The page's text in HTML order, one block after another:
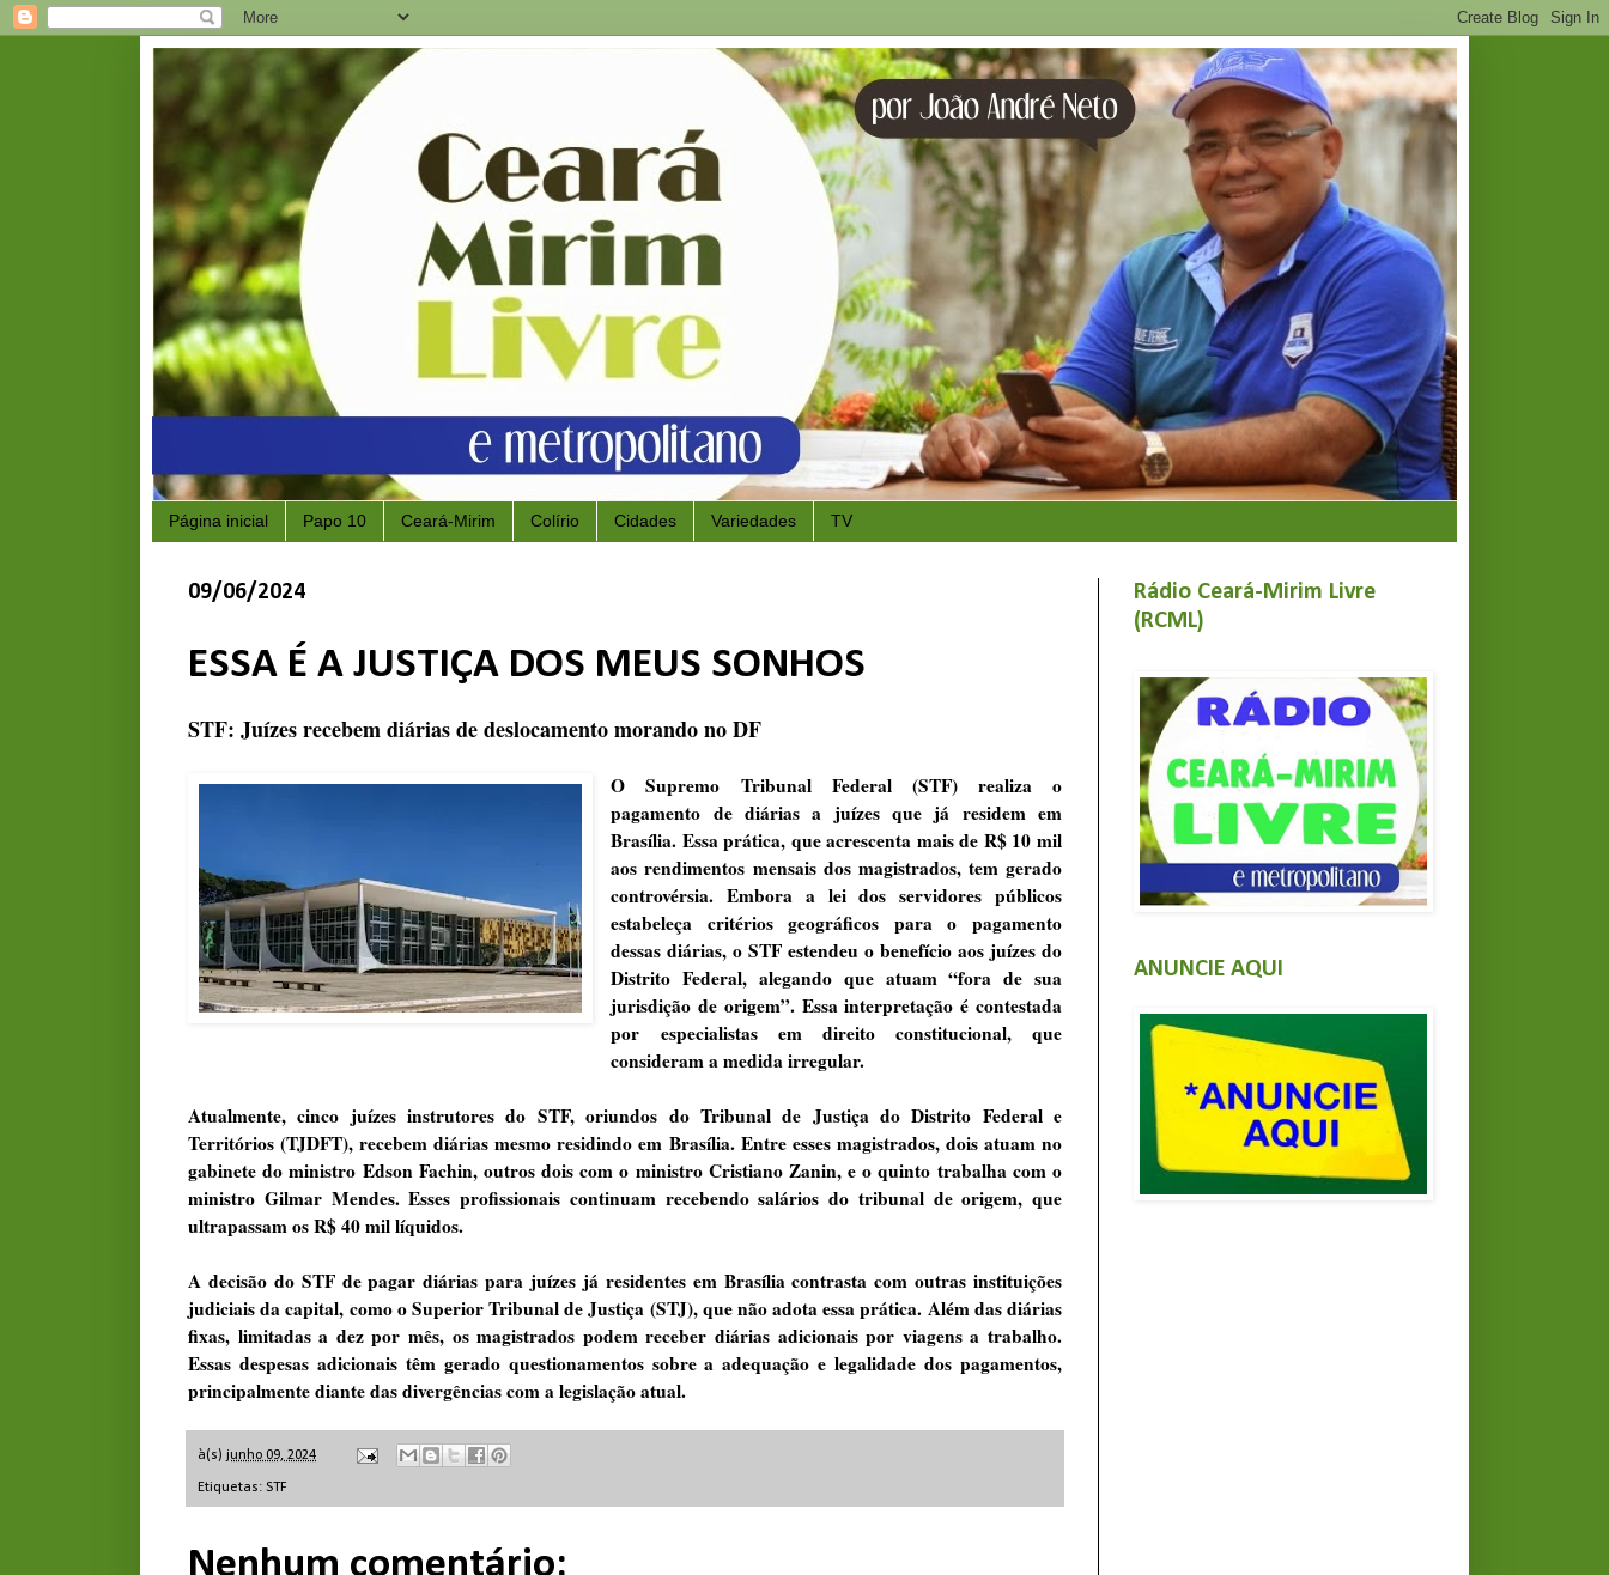
Página inicial Papo 10 Ceará-Mirim Colírio Cidades Variedades TV
09/06/2024
ESSA É A JUSTIÇA DOS MEUS SONHOS
STF: Juízes recebem diárias de deslocamento morando no DF
O Supremo Tribunal Federal (STF) realiza o
pagamento de diárias a juízes que já residem em
Brasília. Essa prática, que acrescenta mais de R$ 10 mil
aos rendimentos mensais dos magistrados, tem gerado
controvérsia. Embora a lei dos servidores públicos
estabeleça critérios geográficos para o pagamento
dessas diárias, o STF estendeu o benefício aos juízes do
Distrito Federal, alegando que atuam “fora de sua
jurisdição de origem”. Essa interpretação é contestada
por especialistas em direito constitucional, que
consideram a medida irregular.
Atualmente, cinco juízes instrutores do STF, oriundos do Tribunal de Justiça do Distrito Federal e
Territórios (TJDFT), recebem diárias mesmo residindo em Brasília. Entre esses magistrados, dois atuam no
gabinete do ministro Edson Fachin, outros dois com o ministro Cristiano Zanin, e o quinto trabalha com o
ministro Gilmar Mendes. Esses profissionais continuam recebendo salários do tribunal de origem, que
ultrapassam os R$ 40 mil líquidos.
A decisão do STF de pagar diárias para juízes já residentes em Brasília contrasta com outras instituições
judiciais da capital, como o Superior Tribunal de Justiça (STJ), que não adota essa prática. Além das diárias
fixas, limitadas a dez por mês, os magistrados podem receber diárias adicionais por viagens a trabalho.
Essas despesas adicionais têm gerado questionamentos sobre a adequação e legalidade dos pagamentos,
principalmente diante das divergências com a legislação atual.
à(s) junho 09, 2024
Etiquetas: STF
Nenhum comentário:
Rádio Ceará-Mirim Livre
(RCML)
ANUNCIE AQUI